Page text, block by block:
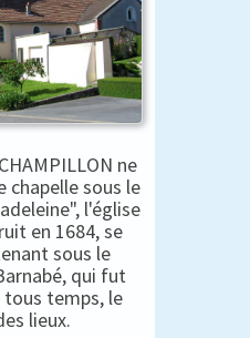
ne
chapelle sous le
l'église
en 1684, se
sous le
qui fut
temps, le
lieux.